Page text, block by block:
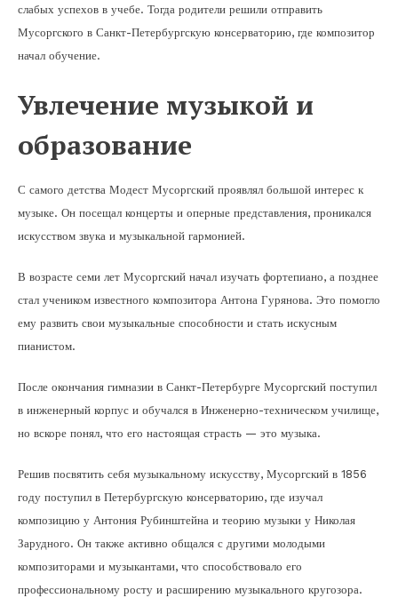
слабых успехов в учебе. Тогда родители решили отправить
Мусоргского в Санкт-Петербургскую консерваторию, где композитор
начал обучение.
Увлечение музыкой и
образование
С самого детства Модест Мусоргский проявлял большой интерес к
музыке. Он посещал концерты и оперные представления, проникался
искусством звука и музыкальной гармонией.
В возрасте семи лет Мусоргский начал изучать фортепиано, а позднее
стал учеником известного композитора Антона Гурянова. Это помогло
ему развить свои музыкальные способности и стать искусным
пианистом.
После окончания гимназии в Санкт-Петербурге Мусоргский поступил
в инженерный корпус и обучался в Инженерно-техническом училище,
но вскоре понял, что его настоящая страсть — это музыка.
Решив посвятить себя музыкальному искусству, Мусоргский в 1856
году поступил в Петербургскую консерваторию, где изучал
композицию у Антония Рубинштейна и теорию музыки у Николая
Зарудного. Он также активно общался с другими молодыми
композиторами и музыкантами, что способствовало его
профессиональному росту и расширению музыкального кругозора.